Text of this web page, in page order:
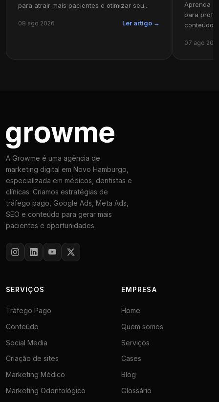
para atrair mais pacientes e otimizar seu...
08 ago 2026 Ler artigo →
Aprenda
para
conteúdo
07 ago
A Growme é uma agência de
marketing digital em Novo Hamburgo,
especializada em médicos, dentistas e
clínicas. Criamos estratégias de
tráfego pago, Google Ads, Meta Ads,
SEO e conteúdo para gerar mais
pacientes e oportunidades.
SERVIÇOS
Tráfego Pago
Conteúdo
Social Media
Criação de sites
Marketing Médico
Marketing Odontológico
EMPRESA
Home
Quem somos
Serviços
Cases
Blog
Glossário